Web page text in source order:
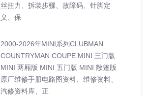
丝扭力、拆装步骤、故障码、针脚定
义、保
2000-2026年MINI系列CLUBMAN
COUNTRYMAN COUPE MINI 三门版
MINI 两厢版 MINI 五门版 MINI 敞篷版
原厂维修手册电路图资料、维修资料、
汽修资料库、正